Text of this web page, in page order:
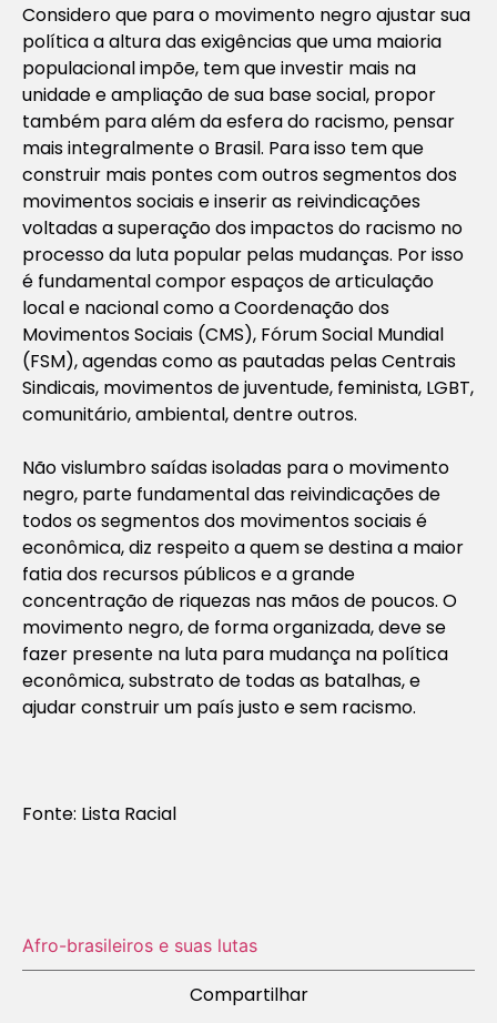
Considero que para o movimento negro ajustar sua
política a altura das exigências que uma maioria
populacional impõe, tem que investir mais na
unidade e ampliação de sua base social, propor
também para além da esfera do racismo, pensar
mais integralmente o Brasil. Para isso tem que
construir mais pontes com outros segmentos dos
movimentos sociais e inserir as reivindicações
voltadas a superação dos impactos do racismo no
processo da luta popular pelas mudanças. Por isso
é fundamental compor espaços de articulação
local e nacional como a Coordenação dos
Movimentos Sociais (CMS), Fórum Social Mundial
(FSM), agendas como as pautadas pelas Centrais
Sindicais, movimentos de juventude, feminista, LGBT,
comunitário, ambiental, dentre outros.
Não vislumbro saídas isoladas para o movimento
negro, parte fundamental das reivindicações de
todos os segmentos dos movimentos sociais é
econômica, diz respeito a quem se destina a maior
fatia dos recursos públicos e a grande
concentração de riquezas nas mãos de poucos. O
movimento negro, de forma organizada, deve se
fazer presente na luta para mudança na política
econômica, substrato de todas as batalhas, e
ajudar construir um país justo e sem racismo.
Fonte: Lista Racial
Afro-brasileiros e suas lutas
Compartilhar